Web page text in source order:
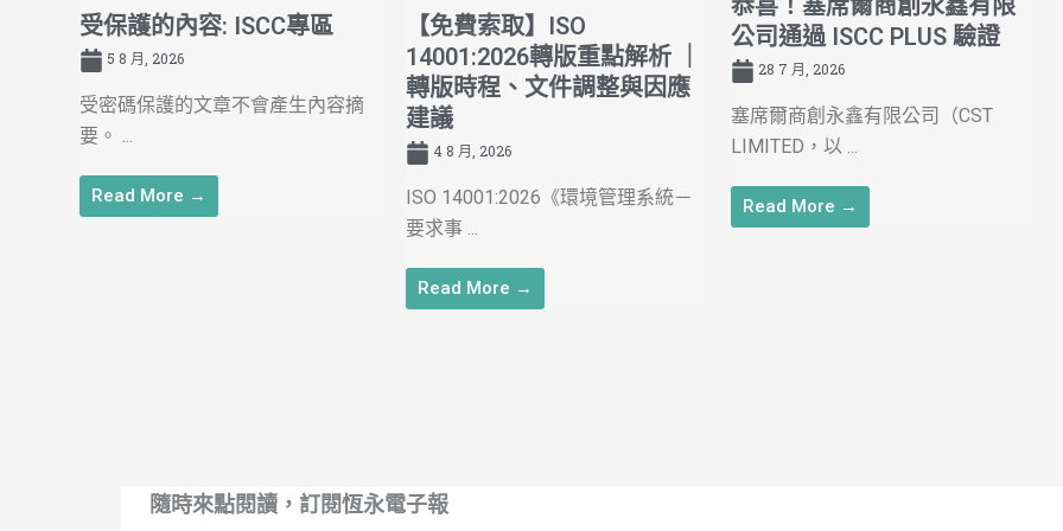
受保護的內容: ISCC專區
5 8 月, 2026
受密碼保護的文章不會產生內容摘
要。 ...
Read More →
【免費索取】ISO
14001:2026轉版重點解析 ｜
轉版時程、文件調整與因應
建議
4 8 月, 2026
ISO 14001:2026《環境管理系統－
要求事 ...
Read More →
恭喜！塞席爾商創永鑫有限
公司通過 ISCC PLUS 驗證
28 7 月, 2026
塞席爾商創永鑫有限公司（CST
LIMITED，以 ...
Read More →
隨時來點閱讀，訂閱恆永電子報